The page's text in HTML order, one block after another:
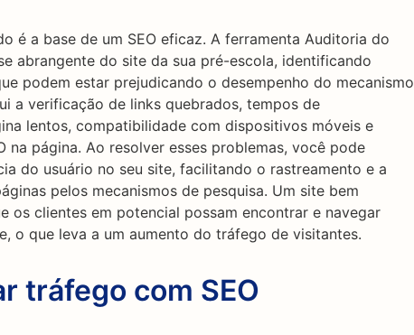
é a base de um SEO eficaz. A ferramenta Auditoria do
abrangente do site da sua pré-escola, identificando
podem estar prejudicando o desempenho do mecanismo
a verificação de links quebrados, tempos de
lentos, compatibilidade com dispositivos móveis e
na página. Ao resolver esses problemas, você pode
do usuário no seu site, facilitando o rastreamento e a
pelos mecanismos de pesquisa. Um site bem
os clientes em potencial possam encontrar e navegar
o que leva a um aumento do tráfego de visitantes.
tráfego com SEO